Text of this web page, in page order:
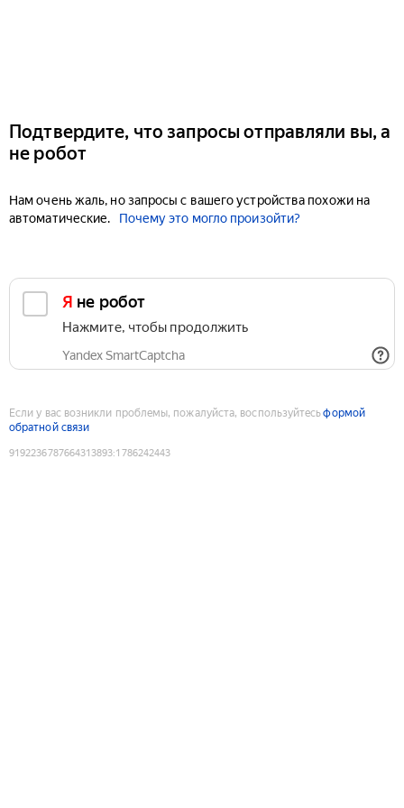
Подтвердите, что запросы отправляли вы, а
не робот
Нам очень жаль, но запросы с вашего устройства похожи на
автоматические.
Почему это могло произойти?
Я не робот
Нажмите, чтобы продолжить
Yandex SmartCaptcha
Если у вас возникли проблемы, пожалуйста, воспользуйтесьформой
обратной связи
9192236787664313893:1786242443